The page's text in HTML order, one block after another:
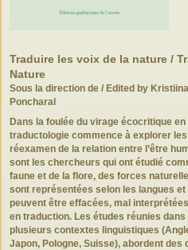
Traduire les voix de la nature /
Nature
Sous la direction de / Edited by
Poncharal
Dans la foulée du virage écocritique
traductologie commence à explorer
réexamen de la relation entre l’être
sont les chercheurs qui ont étudié
faune et de la flore, des forces
sont représentées selon les langues
peuvent être effacées, mal
en traduction. Les études réunies
plusieurs contextes linguistiques
Japon, Pologne, Suisse), abordent